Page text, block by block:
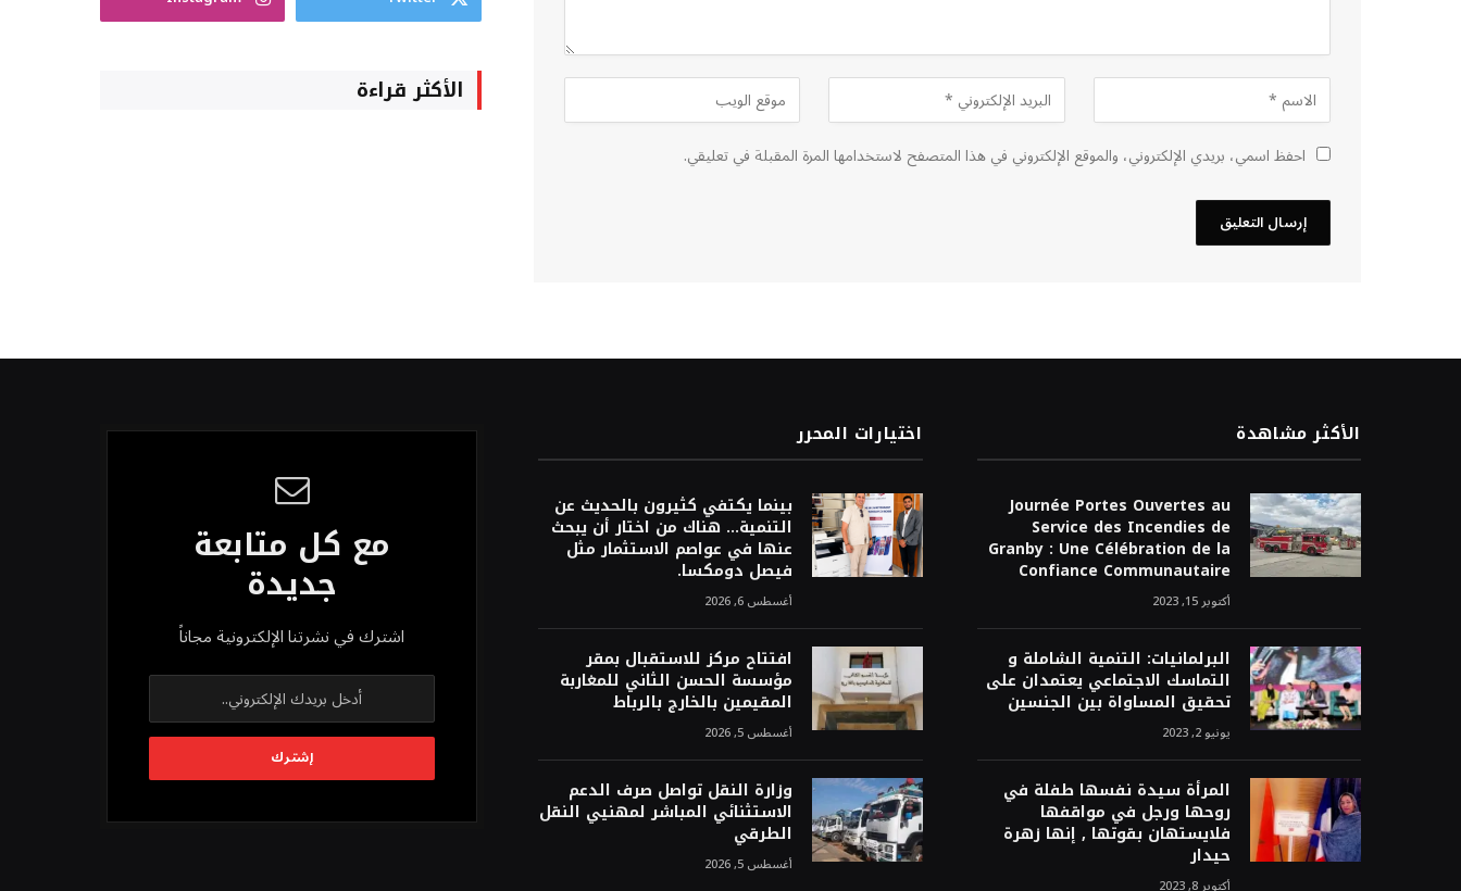
احفظ اسمي، بريدي الإلكتروني، والموقع الإلكتروني في هذا المتصفح لاستخدامها المرة المقبلة في تعليقي.
الأكثر قراءة
الأكثر مشاهدة
Journée Portes Ouvertes au
Service des Incendies de
Granby : Une Célébration de la
Confiance Communautaire
أكتوبر 15, 2023
البرلمانيات: التنمية الشاملة و
التماسك الاجتماعي يعتمدان على
تحقيق المساواة بين الجنسين
يونيو 2, 2023
المرأة سيدة نفسها طفلة في
روحها ورجل في مواقفها
فلايستهان بقوتها , إنها زهرة
حيدار
اختيارات المحرر
بينما يكتفي كثيرون بالحديث عن
التنمية… هناك من اختار أن يبحث
عنها في عواصم الاستثمار مثل
فيصل دومكسا.
أغسطس 6, 2026
افتتاح مركز للاستقبال بمقر
مؤسسة الحسن الثاني للمغاربة
المقيمين بالخارج بالرباط
أغسطس 5, 2026
وزارة النقل تواصل صرف الدعم
الاستثنائي المباشر لمهنيي النقل
الطرقي
أغسطس 5, 2026
مع كل متابعة
جديدة
اشترك في نشرتنا الإلكترونية مجاناً